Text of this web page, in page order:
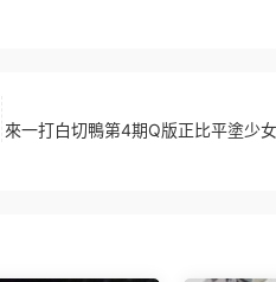
來一打白切鴨第4期Q版正比平塗少